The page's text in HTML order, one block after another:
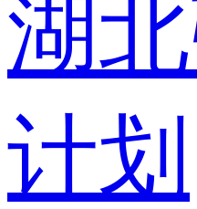
湖
计划